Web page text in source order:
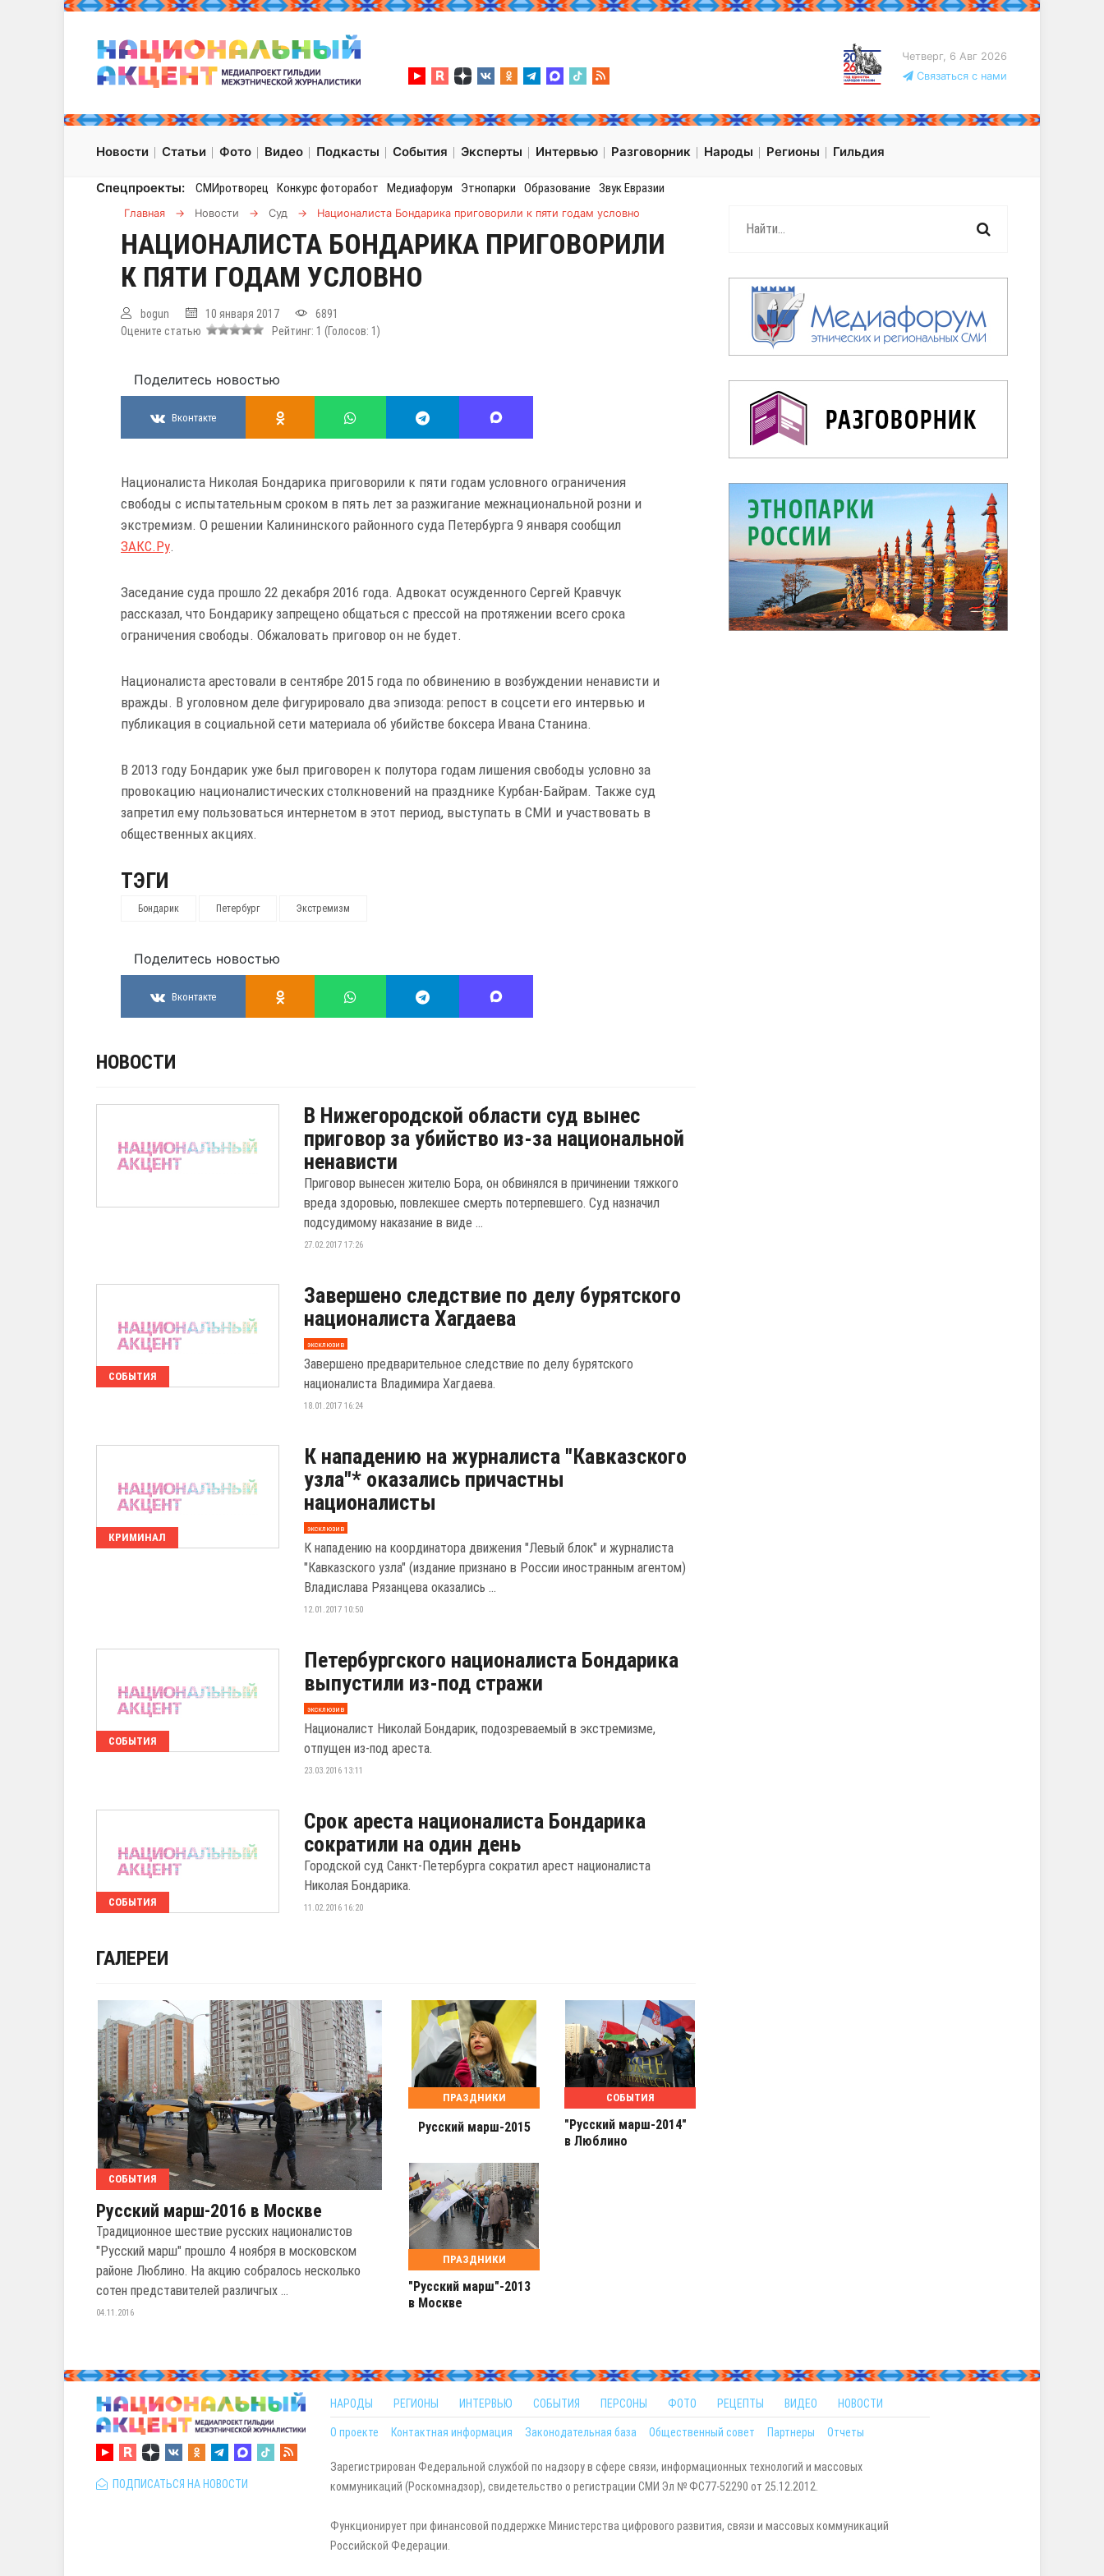
Четверг, 6 Авг 2026
Связаться с нами
Новости Статьи Фото Видео Подкасты События Эксперты Интервью Разговорник Народы Регионы Гильдия
Спецпроекты: СМИротворец Конкурс фоторабот Медиафорум Этнопарки Образование Звук Евразии
Главная → Новости → Суд → Националиста Бондарика приговорили к пяти годам условно
НАЦИОНАЛИСТА БОНДАРИКА ПРИГОВОРИЛИ
К ПЯТИ ГОДАМ УСЛОВНО
bogun 10 января 2017
6891
Оцените статью
Рейтинг: 1 (Голосов: 1 )
Поделитесь новостью
Вконтакте
Националиста Николая Бондарика приговорили к пяти годам условного ограничения
свободы с испытательным сроком в пять лет за разжигание межнациональной розни и
экстремизм. О решении Калининского районного суда Петербурга 9 января сообщил
ЗАКС.Ру.
Заседание суда прошло 22 декабря 2016 года. Адвокат осужденного Сергей Кравчук
рассказал, что Бондарику запрещено общаться с прессой на протяжении всего срока
ограничения свободы. Обжаловать приговор он не будет.
Националиста арестовали в сентябре 2015 года по обвинению в возбуждении ненависти и
вражды. В уголовном деле фигурировало два эпизода: репост в соцсети его интервью и
публикация в социальной сети материала об убийстве боксера Ивана Станина.
В 2013 году Бондарик уже был приговорен к полутора годам лишения свободы условно за
провокацию националистических столкновений на празднике Курбан-Байрам. Также суд
запретил ему пользоваться интернетом в этот период, выступать в СМИ и участвовать в
общественных акциях.
ТЭГИ
Бондарик Петербург Экстремизм
Поделитесь новостью
Вконтакте
НОВОСТИ
В Нижегородской области суд вынес
приговор за убийство из-за национальной
ненависти
Приговор вынесен жителю Бора, он обвинялся в причинении тяжкого
вреда здоровью, повлекшее смерть потерпевшего. Суд назначил
подсудимому наказание в виде ...
27.02.2017 17:26
СОБЫТИЯ
Завершено следствие по делу бурятского
националиста Хагдаева
эксклюзив
Завершено предварительное следствие по делу бурятского
националиста Владимира Хагдаева.
18.01.2017 16:24
КРИМИНАЛ
К нападению на журналиста "Кавказского
узла"* оказались причастны
националисты
эксклюзив
К нападению на координатора движения "Левый блок" и журналиста
"Кавказского узла" (издание признано в России иностранным агентом)
Владислава Рязанцева оказались ...
12.01.2017 10:50
СОБЫТИЯ
Петербургского националиста Бондарика
выпустили из-под стражи
эксклюзив
Националист Николай Бондарик, подозреваемый в экстремизме,
отпущен из-под ареста.
23.03.2016 13:11
СОБЫТИЯ
Срок ареста националиста Бондарика
сократили на один день
Городской суд Санкт-Петербурга сократил арест националиста
Николая Бондарика.
11.02.2016 16:20
ГАЛЕРЕИ
СОБЫТИЯ
Русский марш-2016 в Москве
Традиционное шествие русских националистов
"Русский марш" прошло 4 ноября в московском
районе Люблино. На акцию собралось несколько
сотен представителей различгых ...
04.11.2016
ПРАЗДНИКИ
Русский марш-2015
СОБЫТИЯ
"Русский марш-2014"
в Люблино
ПРАЗДНИКИ
"Русский марш"-2013
в Москве
ПОДПИСАТЬСЯ НА НОВОСТИ
НАРОДЫ РЕГИОНЫ ИНТЕРВЬЮ СОБЫТИЯ ПЕРСОНЫ ФОТО РЕЦЕПТЫ ВИДЕО НОВОСТИ
О проекте Контактная информация Законодательная база Общественный совет Партнеры Отчеты
Зарегистрирован Федеральной службой по надзору в сфере связи, информационных технологий и массовых
коммуникаций (Роскомнадзор), свидетельство о регистрации СМИ Эл № ФС77-52290 от 25.12.2012.
Функционирует при финансовой поддержке Министерства цифрового развития, связи и массовых коммуникаций
Российской Федерации.